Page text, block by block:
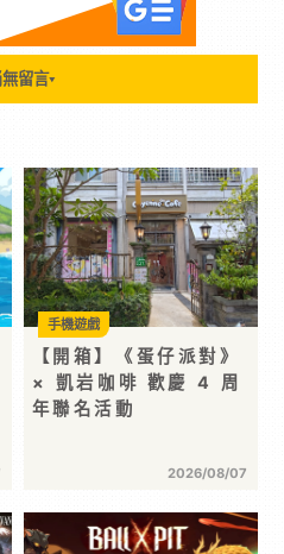
無留言▼
【開箱】《蛋仔派對》
× 凱岩咖啡 歡慶 4 周
年聯名活動
2026/08/07
手機遊戲